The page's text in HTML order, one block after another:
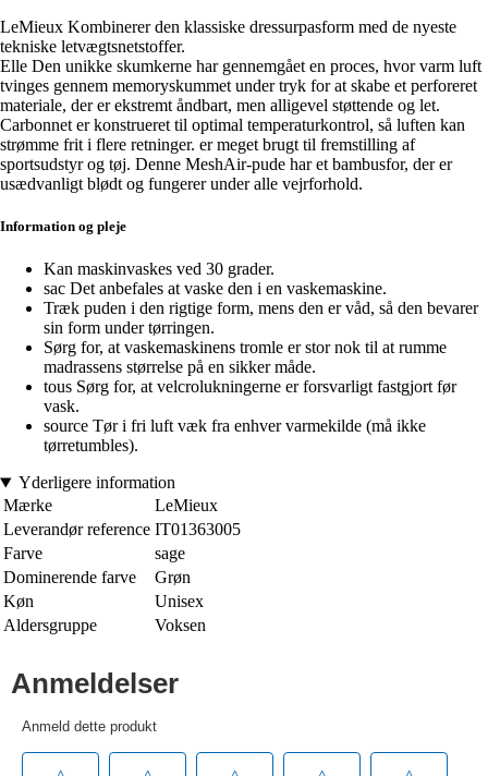
LeMieux Kombinerer den klassiske dressurpasform med de nyeste
tekniske letvægtsnetstoffer.
Elle Den unikke skumkerne har gennemgået en proces, hvor varm luft
tvinges gennem memoryskummet under tryk for at skabe et perforeret
materiale, der er ekstremt åndbart, men alligevel støttende og let.
Carbonnet er konstrueret til optimal temperaturkontrol, så luften kan
strømme frit i flere retninger. er meget brugt til fremstilling af
sportsudstyr og tøj. Denne MeshAir-pude har et bambusfor, der er
usædvanligt blødt og fungerer under alle vejrforhold.
Information og pleje
Kan maskinvaskes ved 30 grader.
sac Det anbefales at vaske den i en vaskemaskine.
Træk puden i den rigtige form, mens den er våd, så den bevarer
sin form under tørringen.
Sørg for, at vaskemaskinens tromle er stor nok til at rumme
madrassens størrelse på en sikker måde.
tous Sørg for, at velcrolukningerne er forsvarligt fastgjort før
vask.
source Tør i fri luft væk fra enhver varmekilde (må ikke
tørretumbles).
Yderligere information
Mærke
LeMieux
Leverandør reference IT01363005
Farve
sage
Dominerende farve
Grøn
Køn
Unisex
Aldersgruppe
Voksen